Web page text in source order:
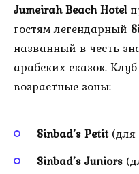
Jumeirah Beach Hotel
гостям легендарный
названный в честь
арабских сказок.
возрастные зоны:
Sinbad’s Petit(для
Sinbad’s Juniors